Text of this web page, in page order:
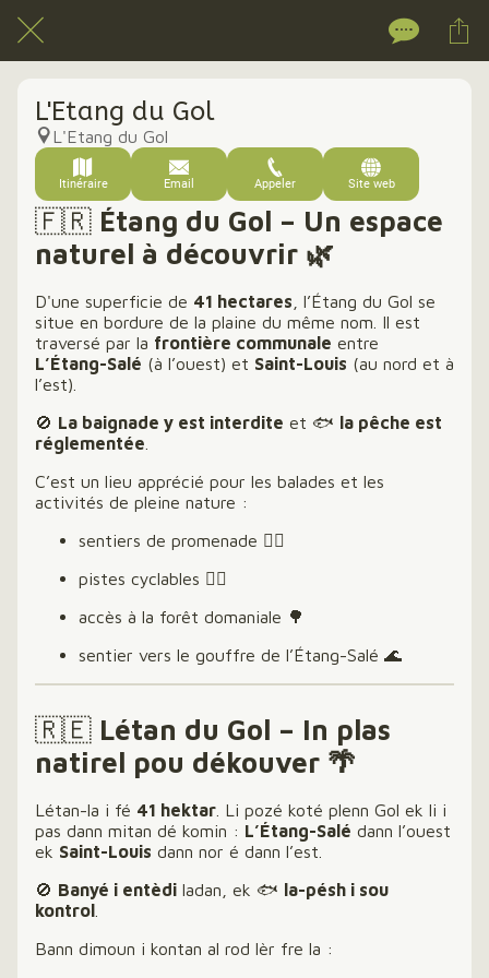
L'Etang du Gol
L'Etang du Gol
Itinéraire Email Appeler Site web
🇫🇷 Étang du Gol – Un espace
naturel à découvrir 🌿
D'une superficie de 41 hectares , l’Étang du Gol se
situe en bordure de la plaine du même nom. Il est
traversé par la frontière communale entre
L’Étang-Salé (à l’ouest) et Saint-Louis (au nord et à
l’est).
🚫 La baignade y est interdite et 🐟 la pêche est
réglementée
C’est un lieu apprécié pour les balades et les
activités de pleine nature :
sentiers de promenade 🚶‍♀️
pistes cyclables 🚴‍♂️
accès à la forêt domaniale 🌳
sentier vers le gouffre de l’Étang-Salé 🌊
🇷🇪 Létan du Gol – In plas
natirel pou dékouver 🌴
Létan-la i fé 41 hektar . Li pozé koté plenn Gol ek li i
pas dann mitan dé komin : L’Étang-Salé dann l’ouest
ek Saint-Louis dann nor é dann l’est.
🚫 Banyé i entèdi ladan, ek 🐟 la-pésh i sou
kontrol
Bann dimoun i kontan al rod lèr fre la :